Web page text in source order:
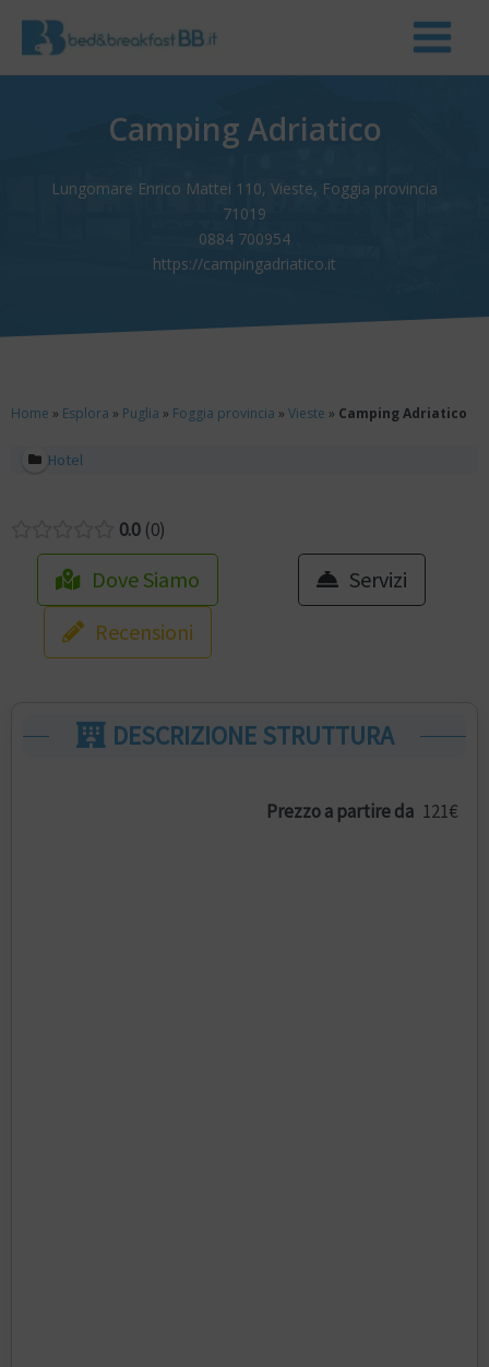
Camping Adriatico
Lungomare Enrico Mattei 110, Vieste, Foggia provincia
71019
0884 700954
https://campingadriatico.it
Home » Esplora » Puglia » Foggia provincia » Vieste » Camping Adriatico
Hotel
0.0 0
Dove Siamo
Servizi
Recensioni
DESCRIZIONE STRUTTURA
Prezzo a partire da 121€